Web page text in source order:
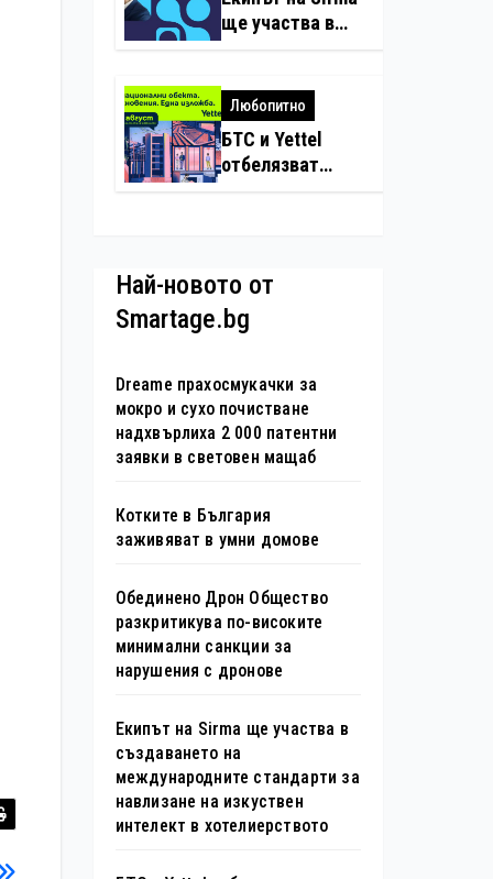
нарушения с
дронове
ще участва в
създаването на
стандарти за
навлизане на
изкуствен
интелект в
Любопитно
БТС и Yettel
отбелязват
национални
туристически
изложба в София
Най-новото от
Smartage.bg
Dreame прахосмукачки за
мокро и сухо почистване
надхвърлиха 2 000 патентни
заявки в световен мащаб
Котките в България
заживяват в умни домове
Обединено Дрон Общество
разкритикува по-високите
минимални санкции за
нарушения с дронове
Екипът на Sirma ще участва в
създаването на
международните стандарти за
навлизане на изкуствен
интелект в хотелиерството